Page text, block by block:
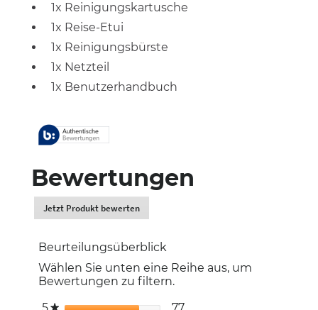
1x Reinigungskartusche
1x Reise-Etui
1x Reinigungsbürste
1x Netzteil
1x Benutzerhandbuch
Bewertungen
Jetzt Produkt bewerten.
Dadurch
Sie
zur
Login-
Seite
weitergeleitet.
Beurteilungsüberblick
Wählen Sie unten eine Reihe aus, um
Bewertungen zu filtern.
★